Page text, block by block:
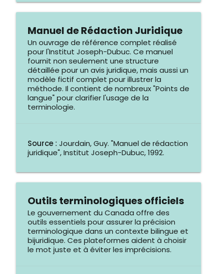
Manuel de Rédaction Juridique
Un ouvrage de référence complet réalisé
pour l'Institut Joseph-Dubuc. Ce manuel
fournit non seulement une structure
détaillée pour un avis juridique, mais aussi un
modèle fictif complet pour illustrer la
méthode. Il contient de nombreux "Points de
langue" pour clarifier l'usage de la
terminologie.
Source : Jourdain, Guy. "Manuel de rédaction
juridique", Institut Joseph-Dubuc, 1992.
Outils terminologiques officiels
Le gouvernement du Canada offre des
outils essentiels pour assurer la précision
terminologique dans un contexte bilingue et
bijuridique. Ces plateformes aident à choisir
le mot juste et à éviter les imprécisions.